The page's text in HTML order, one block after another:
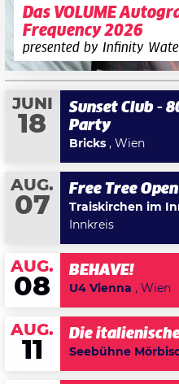
Das VOLUME
Frequency 2026
presented by Infinity
JUNI
18
Sunset Club -
Party
Bricks , Wien
AUG.
07
Free Tree
Traiskirchen im
Innkreis
AUG.
08
BEHAVE!
U4 Vienna , Wien
AUG.
11
Die
Seebühne